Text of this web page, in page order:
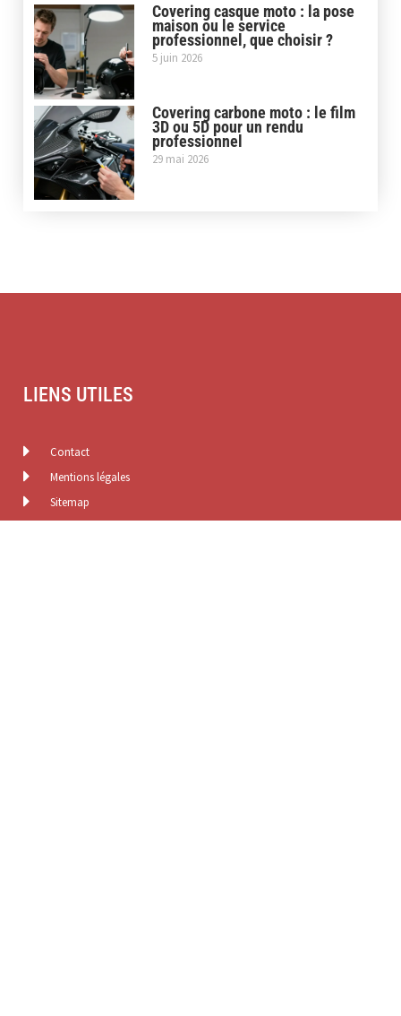
Covering casque moto : la pose
maison ou le service
professionnel, que choisir ?
5 juin 2026
Covering carbone moto : le film
3D ou 5D pour un rendu
professionnel
29 mai 2026
LIENS UTILES
Contact
Mentions légales
Sitemap